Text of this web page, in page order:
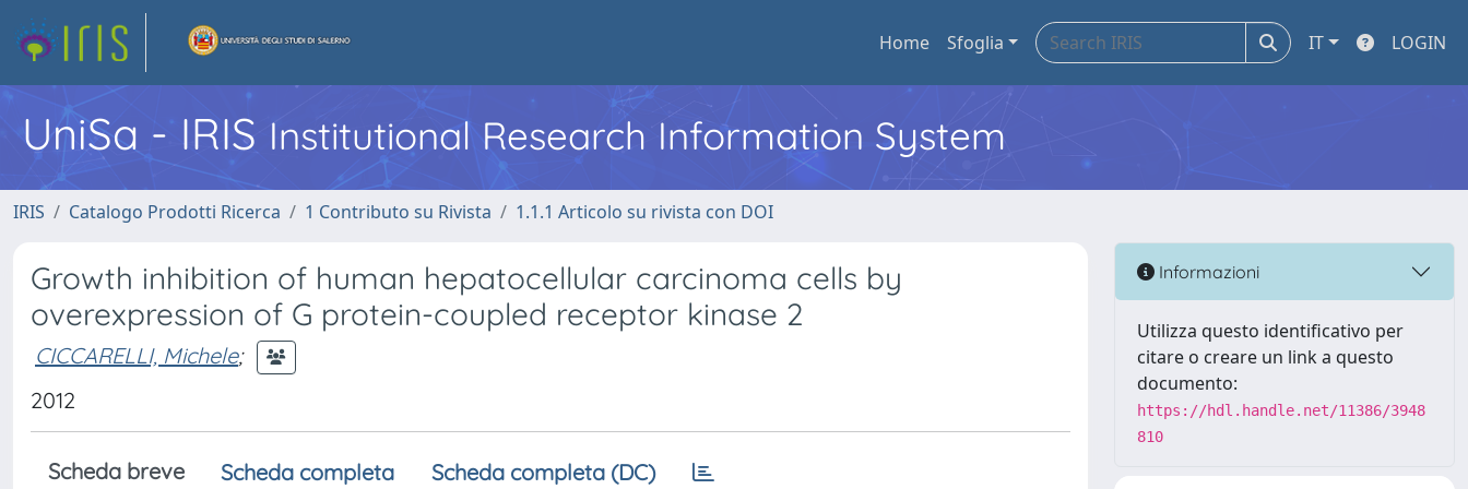
Home Sfoglia IT LOGIN
UniSa - IRIS Institutional Research Information System
IRIS Catalogo Prodotti Ricerca 1 Contributo su Rivista 1.1.1 Articolo su rivista con DOI
Growth inhibition of human hepatocellular carcinoma cells by
overexpression of G protein-coupled receptor kinase 2
CICCARELLI, Michele;
2012
Scheda breve Scheda completa Scheda completa (DC)
Informazioni
Utilizza questo identificativo per
citare o creare un link a questo
documento:
https://hdl.handle.net/11386/3948
810